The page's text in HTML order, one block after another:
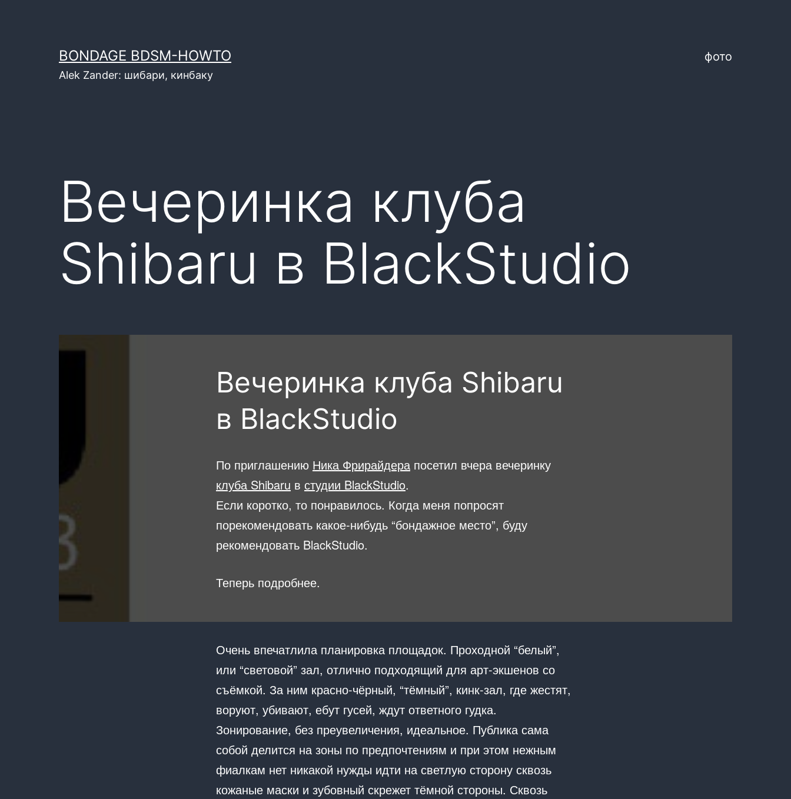
содержимомуBONDAGE BDSM-HOWTO
Alek Zander: шибари, кинбаку
фото
Вечеринка клуба
Shibaru в BlackStudio
Вечеринка клуба Shibaru
в BlackStudio
По приглашению Ника Фрирайдера посетил вчера вечеринку
клуба Shibaru в студии BlackStudio.
Если коротко, то понравилось. Когда меня попросят
порекомендовать какое-нибудь “бондажное место”, буду
рекомендовать BlackStudio.
Теперь подробнее.
Очень впечатлила планировка площадок. Проходной “белый”,
или “световой” зал, отлично подходящий для арт-экшенов со
съёмкой. За ним красно-чёрный, “тёмный”, кинк-зал, где жестят,
воруют, убивают, ебут гусей, ждут ответного гудка.
Зонирование, без преувеличения, идеальное. Публика сама
собой делится на зоны по предпочтениям и при этом нежным
фиалкам нет никакой нужды идти на светлую сторону сквозь
кожаные маски и зубовный скрежет тёмной стороны. Сквозь